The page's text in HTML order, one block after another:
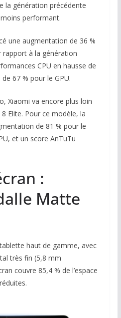
la génération précédente
performant.
une augmentation de 36 %
rapport à la génération
CPU en hausse de
67 % pour le GPU.
Xiaomi va encore plus loin
Elite. Pour ce modèle, la
de 81 % pour le
et un score AnTuTu
:
Matte
haut de gamme, avec
très fin (5,8 mm
couvre 85,4 % de l’espace